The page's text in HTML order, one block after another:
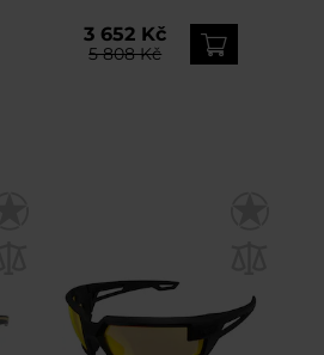
3 652 Kč
5 808 Kč